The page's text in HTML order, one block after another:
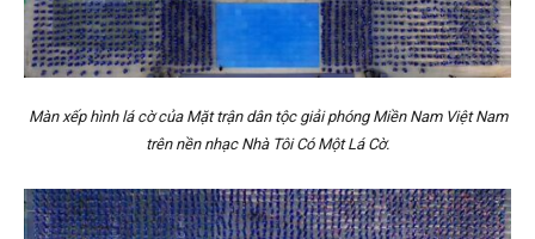
Màn xếp hình lá cờ của Mặt trận dân tộc giải phóng Miền Nam Việt Nam
trên nền nhạc Nhà Tôi Có Một Lá Cờ.